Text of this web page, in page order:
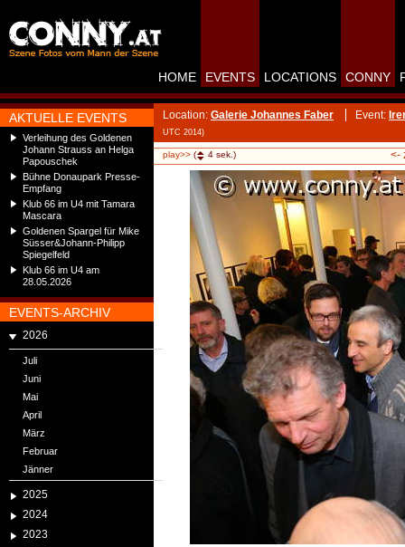
AKTUELLE EVENTS
Verleihung des Goldenen
Johann Strauss an Helga
Papouschek
Bühne Donaupark Presse-
Empfang
Klub 66 im U4 mit Tamara
Mascara
Goldenen Spargel für Mike
Süsser&Johann-Philipp
Spiegelfeld
Klub 66 im U4 am
28.05.2026
EVENTS-ARCHIV
2026
Juli
Juni
Mai
April
März
Februar
Jänner
2025
2024
2023
HOME EVENTS LOCATIONS CONNY
Location: Galerie Johannes Faber Event:
UTC 2014)
play>> ( 4 sek.) <-